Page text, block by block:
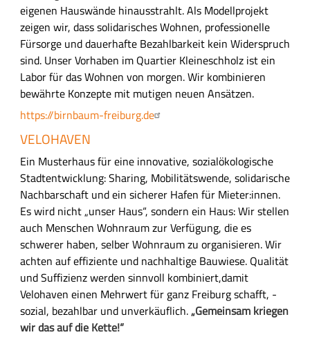
eigenen Hauswände hinausstrahlt. Als Modellprojekt
zeigen wir, dass solidarisches Wohnen, professionelle
Fürsorge und dauerhafte Bezahlbarkeit kein Widerspruch
sind. Unser Vorhaben im Quartier Kleineschholz ist ein
Labor für das Wohnen von morgen. Wir kombinieren
bewährte Konzepte mit mutigen neuen Ansätzen.
https://birnbaum-freiburg.de
VELOHAVEN
Ein Musterhaus für eine innovative, sozialökologische
Stadtentwicklung: Sharing, Mobilitätswende, solidarische
Nachbarschaft und ein sicherer Hafen für Mieter:innen.
Es wird nicht „unser Haus“, sondern ein Haus: Wir stellen
auch Menschen Wohnraum zur Verfügung, die es
schwerer haben, selber Wohnraum zu organisieren.Wir
achten auf effiziente und nachhaltige Bauwiese. Qualität
und Suffizienz werden sinnvoll kombiniert,damit
Velohaven einen Mehrwert für ganz Freiburg schafft, -
sozial, bezahlbar und unverkäuflich.„Gemeinsam kriegen
wir das auf die Kette!“